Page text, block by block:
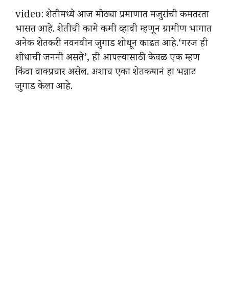
video: शेतीमध्ये आज मोठ्या प्रमाणात मजुरांची कमतरता
भासत आहे. शेतीची कामे कमी व्हावी म्हणून ग्रामीण भागात
अनेक शेतकरी नवनवीन जुगाड शोधून काढत आहे.‘गरज ही
शोधाची जननी असते’, ही आपल्यासाठी केवळ एक म्हण
किंवा वाक्प्रचार असेल. अशाच एका शेतकऱ्यानं हा भन्नाट
जुगाड केला आहे.